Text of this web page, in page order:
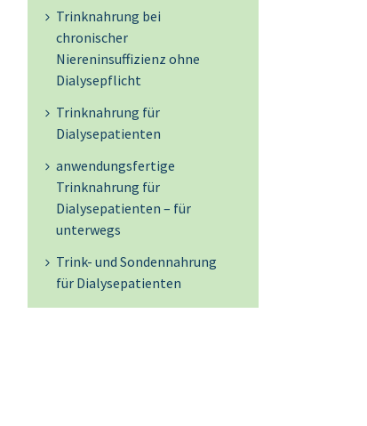
Trinknahrung bei
chronischer
Niereninsuffizienz ohne
Dialysepflicht
Trinknahrung für
Dialysepatienten
anwendungsfertige
Trinknahrung für
Dialysepatienten – für
unterwegs
Trink- und Sondennahrung
für Dialysepatienten